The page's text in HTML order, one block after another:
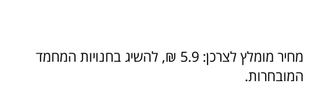
מחיר מומלץ לצרכן: 5.9 ₪, להשיג בחנויות המחמד
המובחרות.